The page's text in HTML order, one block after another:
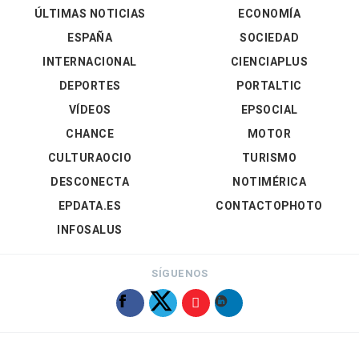
ÚLTIMAS NOTICIAS
ESPAÑA
INTERNACIONAL
DEPORTES
VÍDEOS
ECONOMÍA
SOCIEDAD
CIENCIAPLUS
PORTALTIC
EPSOCIAL
CHANCE
CULTURAOCIO
DESCONECTA
EPDATA.ES
INFOSALUS
MOTOR
TURISMO
NOTIMÉRICA
CONTACTOPHOTO
SÍGUENOS